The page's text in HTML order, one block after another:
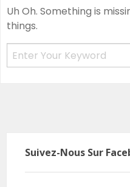
Uh Oh. Something is
things.
Suivez-Nous Sur